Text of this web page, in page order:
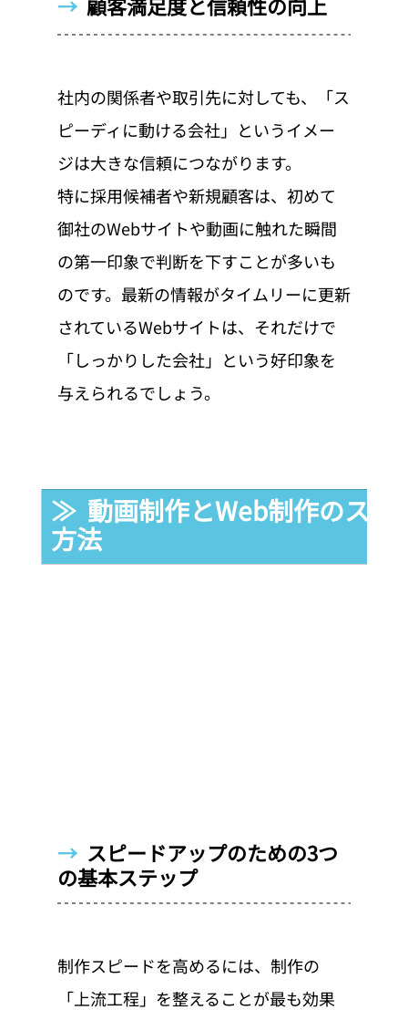
→ 顧客満足度と信頼性の向上
社内の関係者や取引先に対しても、「ス
ピーディに動ける会社」というイメー
ジは大きな信頼につながります。
特に採用候補者や新規顧客は、初めて
御社のWebサイトや動画に触れた瞬間
の第一印象で判断を下すことが多いも
のです。最新の情報がタイムリーに更新
されているWebサイトは、それだけで
「しっかりした会社」という好印象を
与えられるでしょう。
≫  動画制作とWeb制作のスピ
方法
→ スピードアップのための3つ
の基本ステップ
制作スピードを高めるには、制作の
「上流工程」を整えることが最も効果